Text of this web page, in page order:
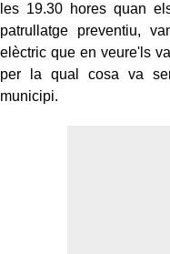
les 19.30 hores quan
patrullatge preventiu,
elèctric que en veure'ls
per la qual cosa va
municipi.